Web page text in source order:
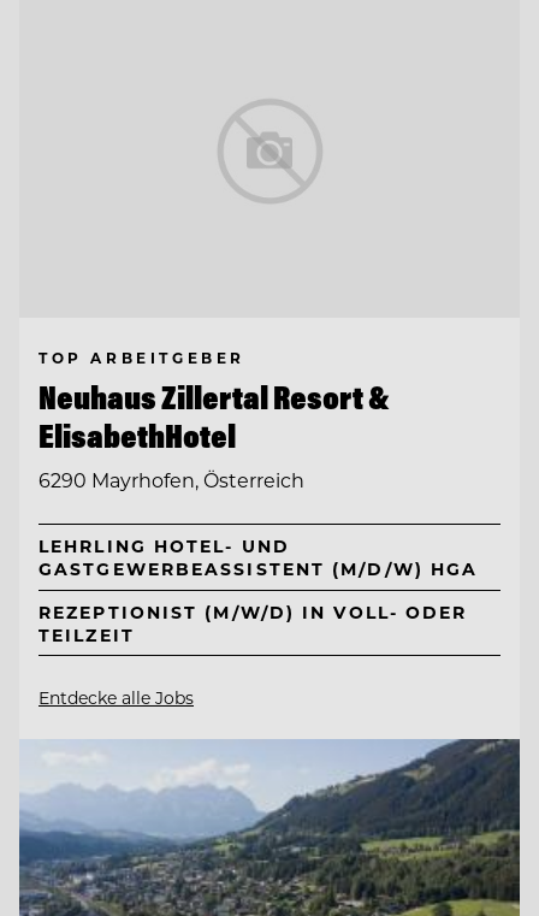
TOP ARBEITGEBER
Neuhaus Zillertal Resort &
ElisabethHotel
6290 Mayrhofen, Österreich
LEHRLING HOTEL- UND
GASTGEWERBEASSISTENT (M/D/W) HGA
REZEPTIONIST (M/W/D) IN VOLL- ODER
TEILZEIT
Entdecke alle Jobs